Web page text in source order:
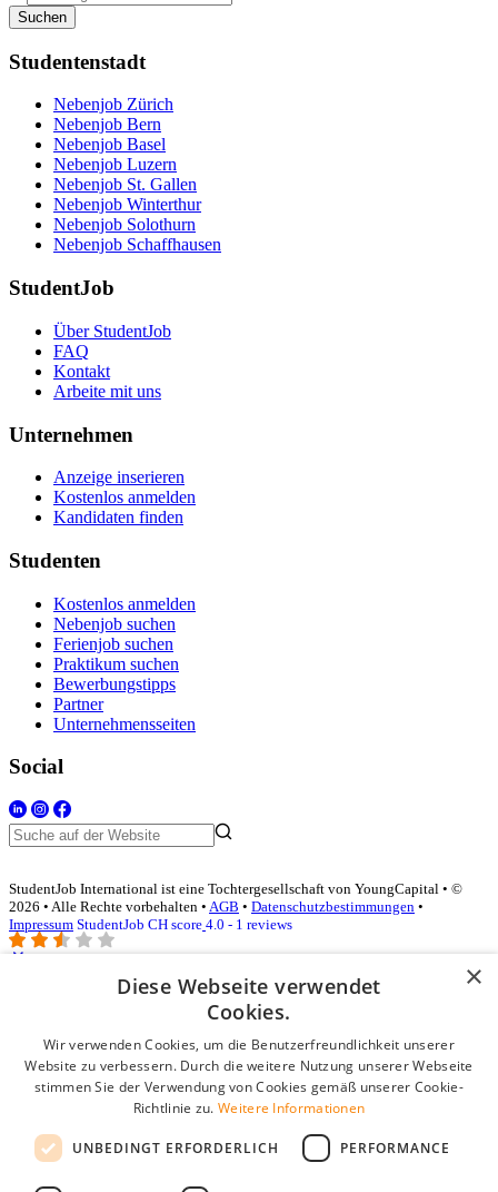
Suchen
Studentenstadt
Nebenjob Zürich
Nebenjob Bern
Nebenjob Basel
Nebenjob Luzern
Nebenjob St. Gallen
Nebenjob Winterthur
Nebenjob Solothurn
Nebenjob Schaffhausen
StudentJob
Über StudentJob
FAQ
Kontakt
Arbeite mit uns
Unternehmen
Anzeige inserieren
Kostenlos anmelden
Kandidaten finden
Studenten
Kostenlos anmelden
Nebenjob suchen
Ferienjob suchen
Praktikum suchen
Bewerbungstipps
Partner
Unternehmensseiten
Social
StudentJob International ist eine Tochtergesellschaft von YoungCapital • ©
2026 • Alle Rechte vorbehalten • AGB • Datenschutzbestimmungen •
Impressum StudentJob CH score 4.0 - 1 reviews
Login für Unternehmen
E-Mail*
Passwort
Angemeldet bleiben
Passwort vergessen?
×
Diese Webseite verwendet
Cookies.
Wir verwenden Cookies, um die Benutzerfreundlichkeit unserer
Website zu verbessern. Durch die weitere Nutzung unserer Webseite
stimmen Sie der Verwendung von Cookies gemäß unserer Cookie-
Richtlinie zu. Weitere Informationen
UNBEDINGT ERFORDERLICH PERFORMANCE